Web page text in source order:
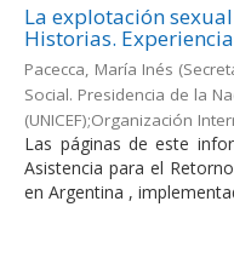
La explotación
Historias.
Pacecca, María Inés (
Social. Presidencia de la
(UNICEF);Organización
Las páginas de este
Asistencia para el
en Argentina ,